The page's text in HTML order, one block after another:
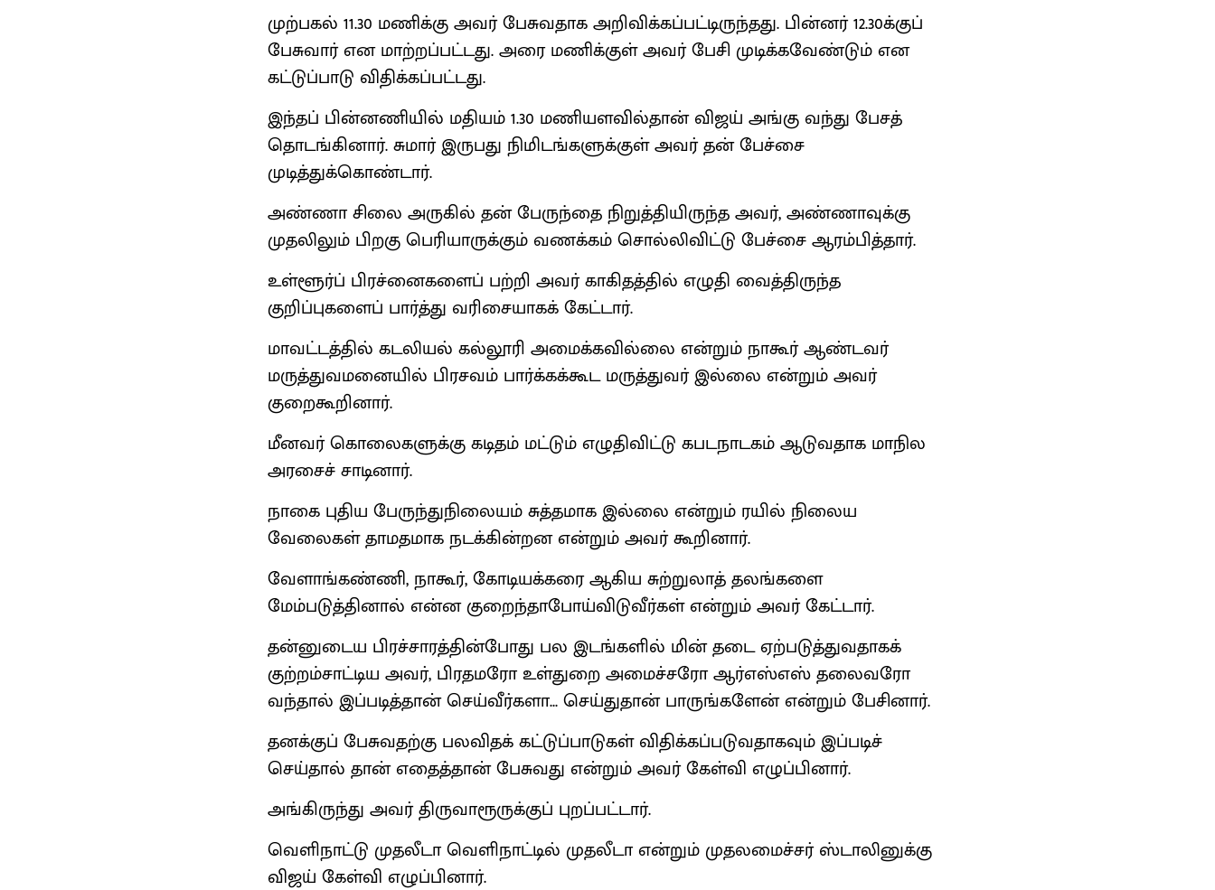
முற்பகல் 11.30 மணிக்கு அவர் பேசுவதாக அறிவிக்கப்பட்டிருந்தது. பின்னர் 12.30க்குப்
பேசுவார் என மாற்றப்பட்டது. அரை மணிக்குள் அவர் பேசி முடிக்கவேண்டும் என
கட்டுப்பாடு விதிக்கப்பட்டது.
இந்தப் பின்னணியில் மதியம் 1.30 மணியளவில்தான் விஜய் அங்கு வந்து பேசத்
தொடங்கினார். சுமார் இருபது நிமிடங்களுக்குள் அவர் தன் பேச்சை
முடித்துக்கொண்டார்.
அண்ணா சிலை அருகில் தன் பேருந்தை நிறுத்தியிருந்த அவர், அண்ணாவுக்கு
முதலிலும் பிறகு பெரியாருக்கும் வணக்கம் சொல்லிவிட்டு பேச்சை ஆரம்பித்தார்.
உள்ளூர்ப் பிரச்னைகளைப் பற்றி அவர் காகிதத்தில் எழுதி வைத்திருந்த
குறிப்புகளைப் பார்த்து வரிசையாகக் கேட்டார்.
மாவட்டத்தில் கடலியல் கல்லூரி அமைக்கவில்லை என்றும் நாகூர் ஆண்டவர்
மருத்துவமனையில் பிரசவம் பார்க்கக்கூட மருத்துவர் இல்லை என்றும் அவர்
குறைகூறினார்.
மீனவர் கொலைகளுக்கு கடிதம் மட்டும் எழுதிவிட்டு கபடநாடகம் ஆடுவதாக மாநில
அரசைச் சாடினார்.
நாகை புதிய பேருந்துநிலையம் சுத்தமாக இல்லை என்றும் ரயில் நிலைய
வேலைகள் தாமதமாக நடக்கின்றன என்றும் அவர் கூறினார்.
வேளாங்கண்ணி, நாகூர், கோடியக்கரை ஆகிய சுற்றுலாத் தலங்களை
மேம்படுத்தினால் என்ன குறைந்தாபோய்விடுவீர்கள் என்றும் அவர் கேட்டார்.
தன்னுடைய பிரச்சாரத்தின்போது பல இடங்களில் மின் தடை ஏற்படுத்துவதாகக்
குற்றம்சாட்டிய அவர், பிரதமரோ உள்துறை அமைச்சரோ ஆர்எஸ்எஸ் தலைவரோ
வந்தால் இப்படித்தான் செய்வீர்களா... செய்துதான் பாருங்களேன் என்றும் பேசினார்.
தனக்குப் பேசுவதற்கு பலவிதக் கட்டுப்பாடுகள் விதிக்கப்படுவதாகவும் இப்படிச்
செய்தால் தான் எதைத்தான் பேசுவது என்றும் அவர் கேள்வி எழுப்பினார்.
அங்கிருந்து அவர் திருவாரூருக்குப் புறப்பட்டார்.
வெளிநாட்டு முதலீடா வெளிநாட்டில் முதலீடா என்றும் முதலமைச்சர் ஸ்டாலினுக்கு
விஜய் கேள்வி எழுப்பினார்.